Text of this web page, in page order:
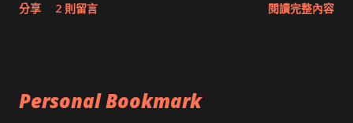
分享 2 則留言 閱讀完整內容
Personal Bookmark